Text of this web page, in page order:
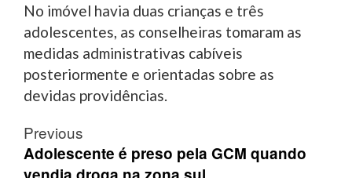
No imóvel havia duas crianças e três
adolescentes, as conselheiras tomaram as
medidas administrativas cabíveis
posteriormente e orientadas sobre as
devidas providências.
Post
navigation
Previous
Adolescente é preso pela GCM quando